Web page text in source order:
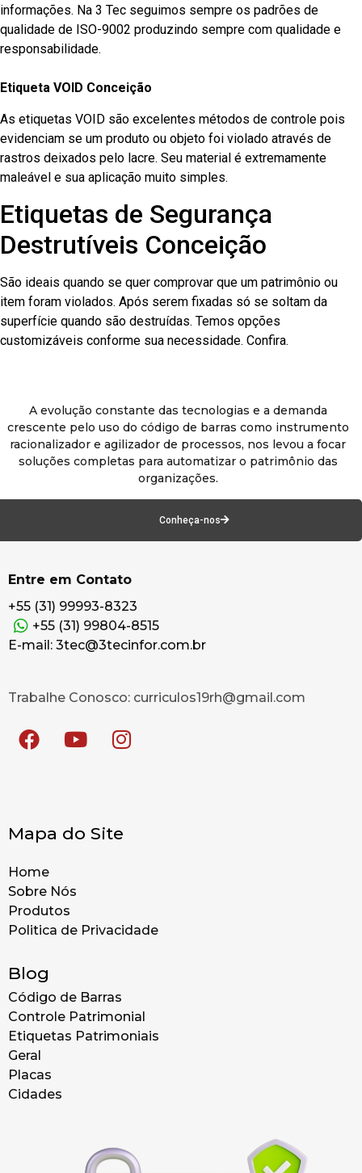
informações. Na 3 Tec seguimos sempre os padrões de
qualidade de ISO-9002 produzindo sempre com qualidade e
responsabilidade.
Etiqueta VOID Conceição
As etiquetas VOID são excelentes métodos de controle pois
evidenciam se um produto ou objeto foi violado através de
rastros deixados pelo lacre. Seu material é extremamente
maleável e sua aplicação muito simples.
Etiquetas de Segurança
Destrutíveis Conceição
São ideais quando se quer comprovar que um patrimônio ou
item foram violados. Após serem fixadas só se soltam da
superfície quando são destruídas. Temos opções
customizáveis conforme sua necessidade. Confira.
A evolução constante das tecnologias e a demanda
crescente pelo uso do código de barras como instrumento
racionalizador e agilizador de processos, nos levou a focar
soluções completas para automatizar o patrimônio das
organizações.
Conheça-nos
Entre em Contato
+55 (31) 99993-8323
+55 (31) 99804-8515
E-mail: 3tec@3tecinfor.com.br
Trabalhe Conosco: curriculos19rh@gmail.com
Mapa do Site
Home
Sobre Nós
Produtos
Politica de Privacidade
Blog
Código de Barras
Controle Patrimonial
Etiquetas Patrimoniais
Geral
Placas
Cidades